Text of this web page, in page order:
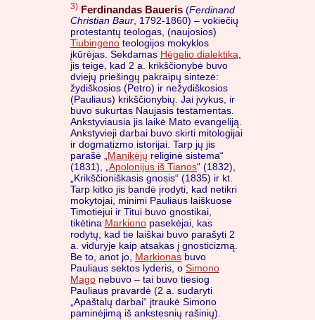
3) Ferdinandas Baueris (Ferdinand
Christian Baur, 1792-1860) – vokiečių
protestantų teologas, (naujosios)
Tiubingeno teologijos mokyklos
įkūrėjas. Sekdamas Hėgelio dialektika,
jis teigė, kad 2 a. krikščionybė buvo
dviejų priešingų pakraipų sintezė:
žydiškosios (Petro) ir nežydiškosios
(Pauliaus) krikščionybių. Jai įvykus, ir
buvo sukurtas Naujasis testamentas.
Ankstyviausia jis laikė Mato evangeliją.
Ankstyvieji darbai buvo skirti mitologijai
ir dogmatizmo istorijai. Tarp jų jis
parašė „Manikėjų religinė sistema“
(1831), „Apolonijus iš Tianos“ (1832),
„Krikščioniškasis gnosis“ (1835) ir kt.
Tarp kitko jis bandė įrodyti, kad netikri
mokytojai, minimi Pauliaus laiškuose
Timotiejui ir Titui buvo gnostikai,
tikėtina Markiono pasekėjai, kas
rodytų, kad tie laiškai buvo parašyti 2
a. viduryje kaip atsakas į gnosticizmą.
Be to, anot jo, Markionas buvo
Pauliaus sektos lyderis, o Simono
Mago nebuvo – tai buvo tiesiog
Pauliaus pravardė (2 a. sudaryti
„Apaštalų darbai“ įtraukė Simono
paminėjimą iš ankstesnių rašinių).